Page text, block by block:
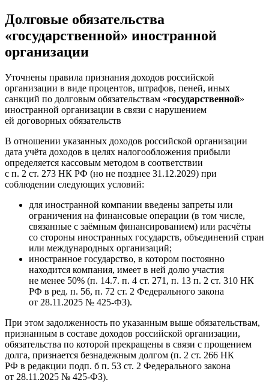
Долговые обязательства
«государственной» иностранной
организации
Уточнены правила признания доходов российской
организации в виде процентов, штрафов, пеней, иных
санкций по долговым обязательствам «государственной»
иностранной организации в связи с нарушением
ей договорных обязательств
В отношении указанных доходов российской организации
дата учёта доходов в целях налогообложения прибыли
определяется кассовым методом в соответствии
с п. 2 ст. 273 НК РФ (но не позднее 31.12.2029) при
соблюдении следующих условий:
для иностранной компании введены запреты или
ограничения на финансовые операции (в том числе,
связанные с заёмным финансированием) или расчёты
со стороны иностранных государств, объединений стран
или международных организаций;
иностранное государство, в котором постоянно
находится компания, имеет в ней долю участия
не менее 50% (п. 14.7. п. 4 ст. 271, п. 13 п. 2 ст. 310 НК
РФ в ред. п. 56, п. 72 ст. 2 Федерального закона
от 28.11.2025 № 425-ФЗ).
При этом задолженность по указанным выше обязательствам,
признанным в составе доходов российской организации,
обязательства по которой прекращены в связи с прощением
долга, признается безнадежным долгом (п. 2 ст. 266 НК
РФ в редакции подп. б п. 53 ст. 2 Федерального закона
от 28.11.2025 № 425-ФЗ).